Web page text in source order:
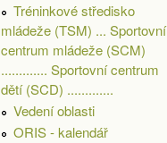
Tréninkové středisko
mládeže (TSM) ... Sportovní
centrum mládeže (SCM)
............. Sportovní centrum
dětí (SCD) .............
Vedení oblasti
ORIS - kalendář